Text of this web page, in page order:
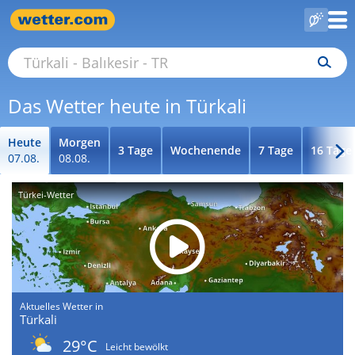
Das Wetter heute in Türkali
Heute
07.08.
Morgen
08.08.
3 Tage Wochenende 7 Tage 16 Tage
Türkei-Wetter
Aktuelles Wetter in
Türkali
29°C
Leicht bewölkt